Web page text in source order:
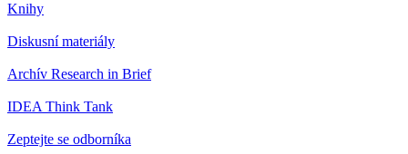
Knihy
Diskusní materiály
Archív Research in Brief
IDEA Think Tank
Zeptejte se odborníka